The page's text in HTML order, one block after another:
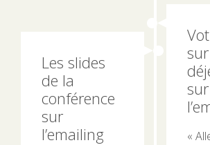
sur
«
Les slides
de la
conférence
sur
l’emailing